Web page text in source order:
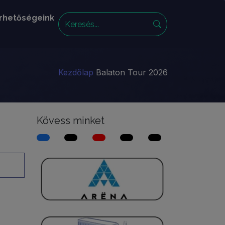
Kezdőlap Balaton Tour 2026
Kövess minket